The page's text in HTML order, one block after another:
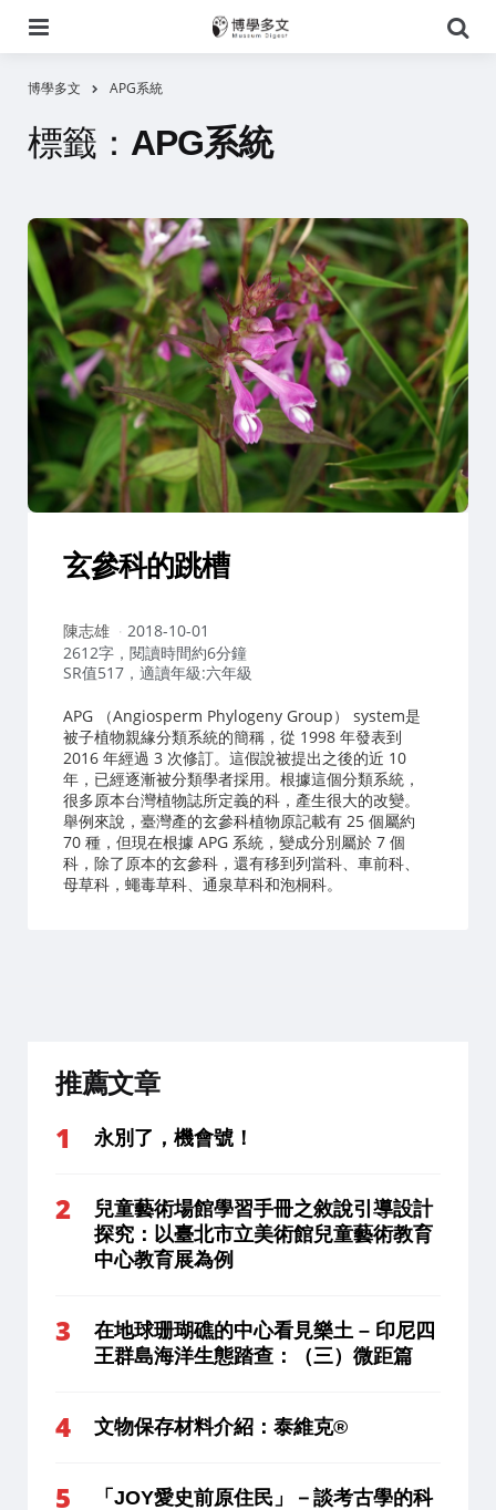
尋
博學多文 APG系統
標籤： APG系統
玄參科的跳槽
作
者：
陳志雄
2018-10-01
2612字，閱讀時間約6分鐘
SR值517，適讀年級:六年級
APG （Angiosperm Phylogeny Group） system是
被子植物親緣分類系統的簡稱，從 1998 年發表到
2016 年經過 3 次修訂。這假說被提出之後的近 10
年，已經逐漸被分類學者採用。根據這個分類系統，
很多原本台灣植物誌所定義的科，產生很大的改變。
舉例來說，臺灣產的玄參科植物原記載有 25 個屬約
70 種，但現在根據 APG 系統，變成分別屬於 7 個
科，除了原本的玄參科，還有移到列當科、車前科、
母草科，蠅毒草科、通泉草科和泡桐科。
推薦文章
永別了，機會號！
兒童藝術場館學習手冊之敘說引導設計
探究：以臺北市立美術館兒童藝術教育
中心教育展為例
在地球珊瑚礁的中心看見樂土 – 印尼四
王群島海洋生態踏查：（三）微距篇
文物保存材料介紹：泰維克®
「JOY愛史前原住民」－談考古學的科